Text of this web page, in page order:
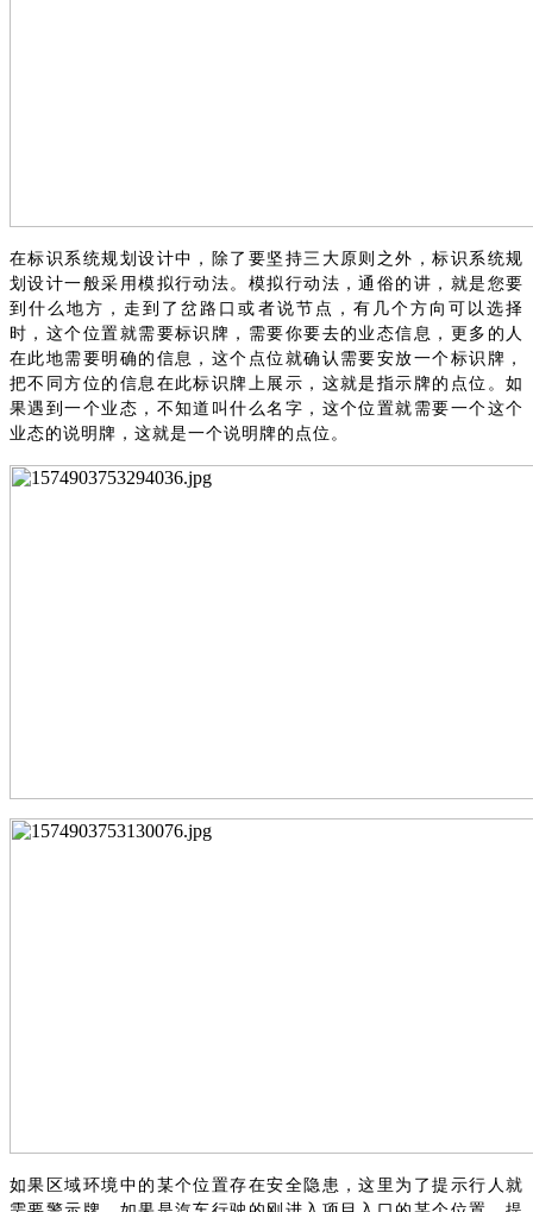
在标识系统规划设计中，除了要坚持三大原则之外，标识系统规
划设计一般采用模拟行动法。 模拟行动法，通俗的讲，就是您要
到什么地方，走到了岔路口或者说节点，有几个方向可以选择
时，这个位置就需要标识牌，需要你要去的业态信息，更多的人
在此地需要明确的信息，这个点位就确认需要安放一个标识牌，
把不同方位的信息在此标识牌上展示，这就是指示牌的点位。如
果遇到一个业态，不知道叫什么名字，这个位置就需要一个这个
业态的说明牌，这就是一个说明牌的点位。
如果区域环境中的某个位置存在安全隐患，这里为了提示行人就